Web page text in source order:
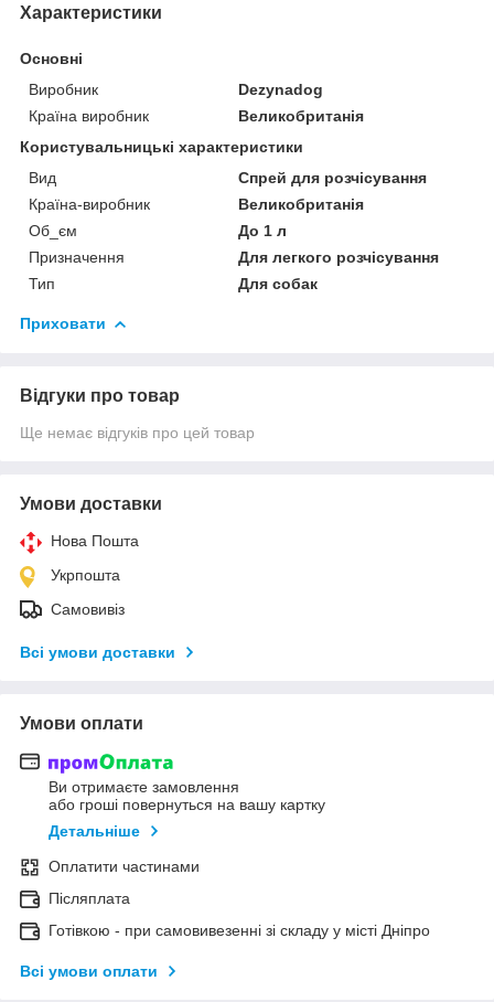
Характеристики
Основні
Виробник
Dezynadog
Країна виробник
Великобританія
Користувальницькі характеристики
Вид
Спрей для розчісування
Країна-виробник
Великобританія
Об_єм
До 1 л
Призначення
Для легкого розчісування
Тип
Для собак
Приховати
Відгуки про товар
Ще немає відгуків про цей товар
Умови доставки
Нова Пошта
Укрпошта
Самовивіз
Всі умови доставки
Умови оплати
Ви отримаєте замовлення
або гроші повернуться на вашу картку
Детальніше
Оплатити частинами
Післяплата
Готівкою - при самовивезенні зі складу у місті Дніпро
Всі умови оплати